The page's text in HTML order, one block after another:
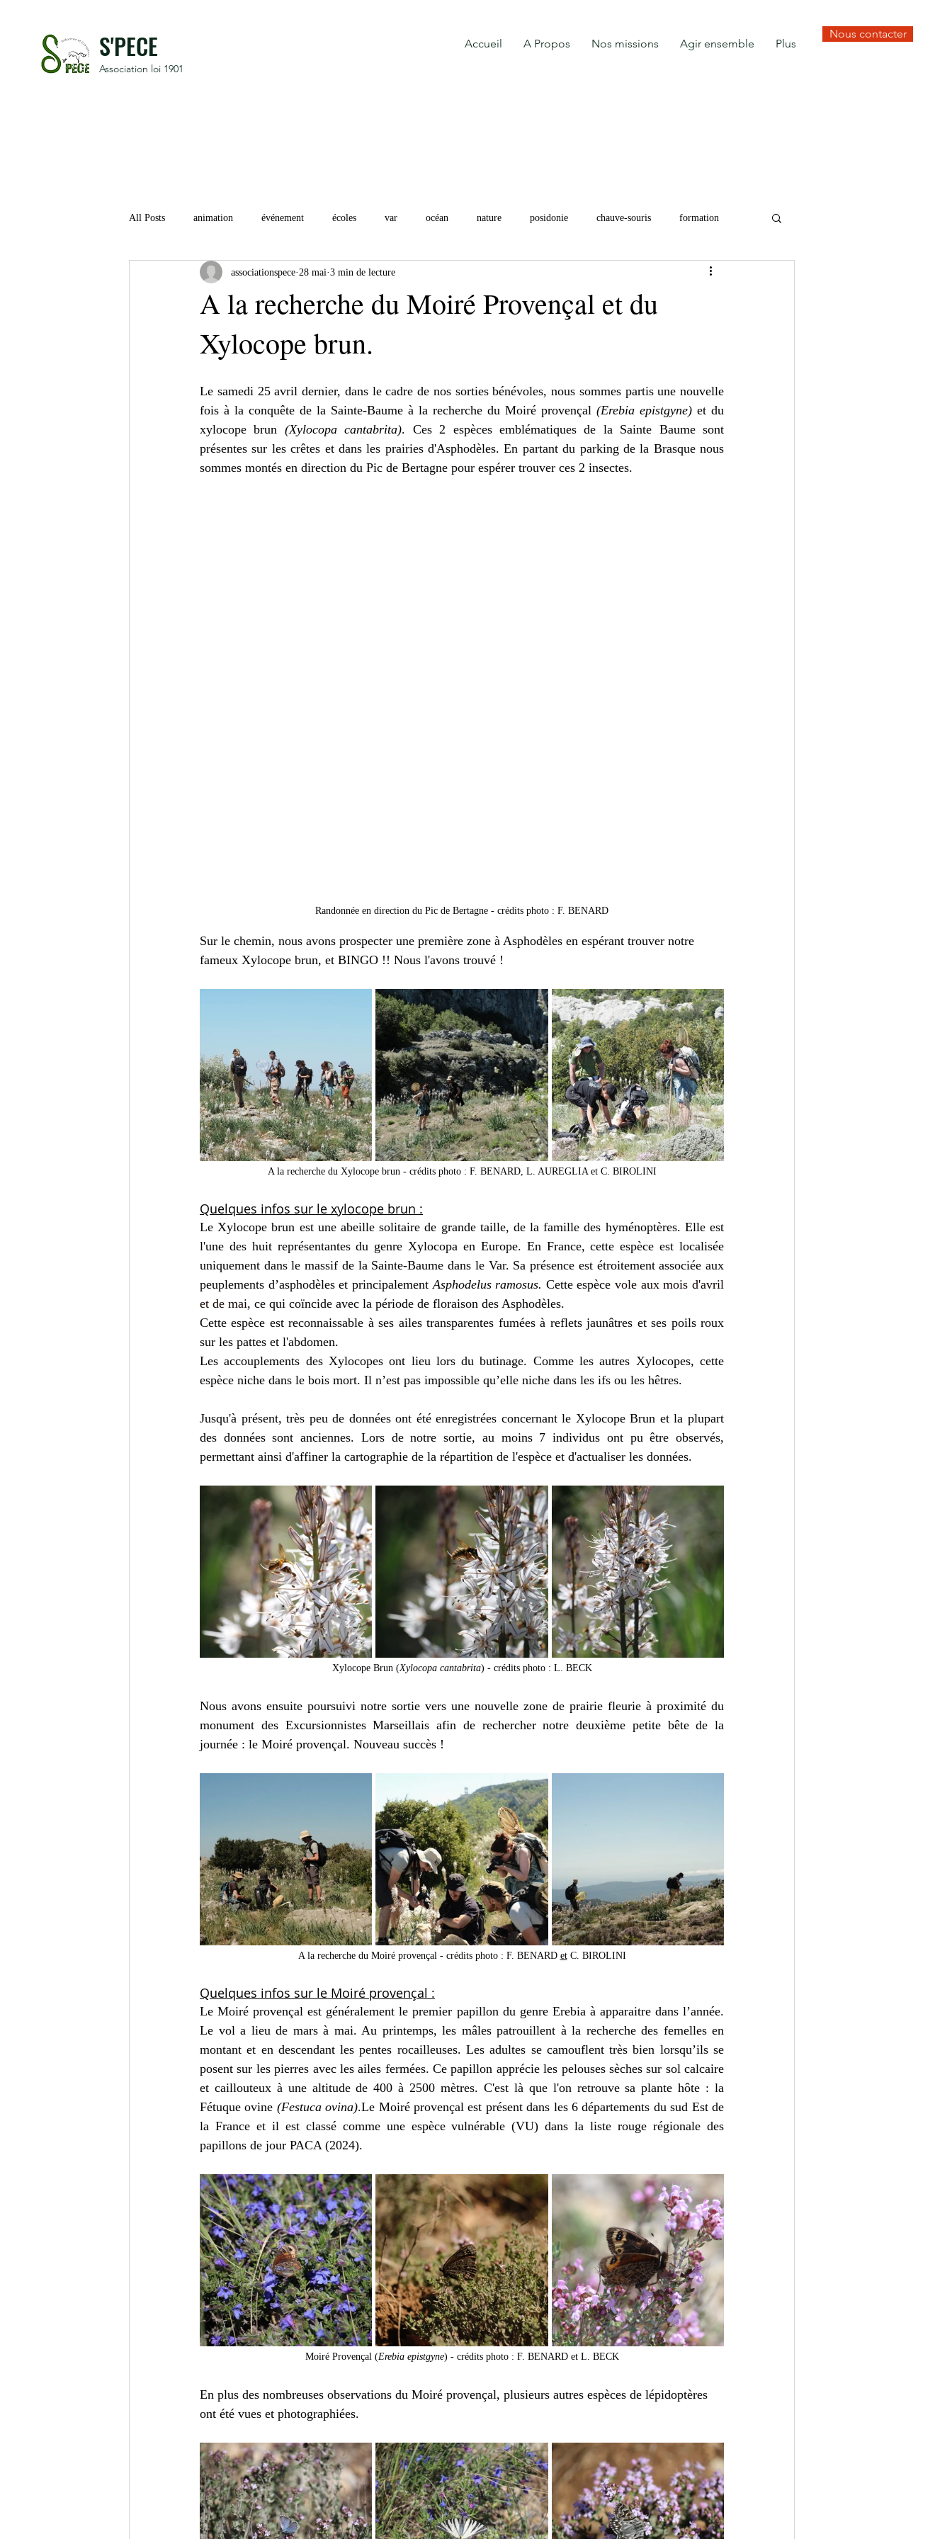
S'PECE
Association loi 1901
Accueil A Propos Nos missions Agir ensemble Plus
Nous contacter
All Posts animation événement écoles var océan nature posidonie chauve-souris formation
A la recherche du Moiré Provençal et du
Xylocope brun.
associationspece 28 mai 3 min de lecture
Le samedi 25 avril dernier, dans le cadre de nos sorties bénévoles, nous sommes partis une nouvelle
fois à la conquête de la Sainte-Baume à la recherche du Moiré provençal (Erebia epistgyne) et du
xylocope brun (Xylocopa cantabrita). Ces 2 espèces emblématiques de la Sainte Baume sont
présentes sur les crêtes et dans les prairies d'Asphodèles. En partant du parking de la Brasque nous
sommes montés en direction du Pic de Bertagne pour espérer trouver ces 2 insectes.
Randonnée en direction du Pic de Bertagne - crédits photo : F. BENARD
Sur le chemin, nous avons prospecter une première zone à Asphodèles en espérant trouver notre
fameux Xylocope brun, et BINGO !! Nous l'avons trouvé !
A la recherche du Xylocope brun - crédits photo : F. BENARD, L. AUREGLIA et C. BIROLINI
Quelques infos sur le xylocope brun :
Le Xylocope brun est une abeille solitaire de grande taille, de la famille des hyménoptères. Elle est
l'une des huit représentantes du genre Xylocopa en Europe. En France, cette espèce est localisée
uniquement dans le massif de la Sainte-Baume dans le Var. Sa présence est étroitement associée aux
peuplements d’asphodèles et principalement Asphodelus ramosus. Cette espèce vole aux mois d'avril
et de mai, ce qui coïncide avec la période de floraison des Asphodèles.
Cette espèce est reconnaissable à ses ailes transparentes fumées à reflets jaunâtres et ses poils roux
sur les pattes et l'abdomen.
Les accouplements des Xylocopes ont lieu lors du butinage. Comme les autres Xylocopes, cette
espèce niche dans le bois mort. Il n’est pas impossible qu’elle niche dans les ifs ou les hêtres.
Jusqu'à présent, très peu de données ont été enregistrées concernant le Xylocope Brun et la plupart
des données sont anciennes. Lors de notre sortie, au moins 7 individus ont pu être observés,
permettant ainsi d'affiner la cartographie de la répartition de l'espèce et d'actualiser les données.
Xylocope Brun (Xylocopa cantabrita) - crédits photo : L. BECK
Nous avons ensuite poursuivi notre sortie vers une nouvelle zone de prairie fleurie à proximité du
monument des Excursionnistes Marseillais afin de rechercher notre deuxième petite bête de la
journée : le Moiré provençal. Nouveau succès !
A la recherche du Moiré provençal - crédits photo : F. BENARD et C. BIROLINI
Quelques infos sur le Moiré provençal :
Le Moiré provençal est généralement le premier papillon du genre Erebia à apparaitre dans l’année.
Le vol a lieu de mars à mai. Au printemps, les mâles patrouillent à la recherche des femelles en
montant et en descendant les pentes rocailleuses. Les adultes se camouflent très bien lorsqu’ils se
posent sur les pierres avec les ailes fermées. Ce papillon apprécie les pelouses sèches sur sol calcaire
et caillouteux à une altitude de 400 à 2500 mètres. C'est là que l'on retrouve sa plante hôte : la
Fétuque ovine (Festuca ovina).Le Moiré provençal est présent dans les 6 départements du sud Est de
la France et il est classé comme une espèce vulnérable (VU) dans la liste rouge régionale des
papillons de jour PACA (2024).
Moiré Provençal (Erebia epistgyne) - crédits photo : F. BENARD et L. BECK
En plus des nombreuses observations du Moiré provençal, plusieurs autres espèces de lépidoptères
ont été vues et photographiées.